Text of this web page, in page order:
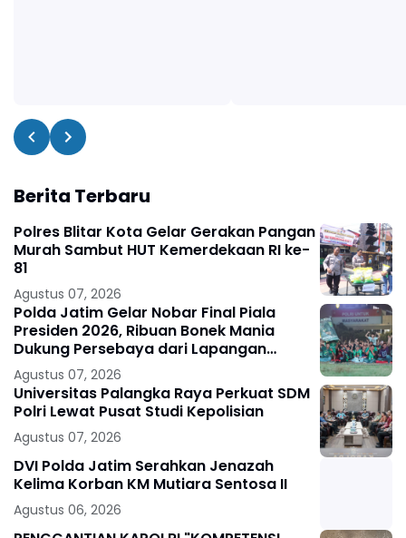
Berita Terbaru
Polres Blitar Kota Gelar Gerakan Pangan
Murah Sambut HUT Kemerdekaan RI ke-
81
Agustus 07, 2026
Polda Jatim Gelar Nobar Final Piala
Presiden 2026, Ribuan Bonek Mania
Dukung Persebaya dari Lapangan
Mapolda
Agustus 07, 2026
Universitas Palangka Raya Perkuat SDM
Polri Lewat Pusat Studi Kepolisian
Agustus 07, 2026
DVI Polda Jatim Serahkan Jenazah
Kelima Korban KM Mutiara Sentosa II
Agustus 06, 2026